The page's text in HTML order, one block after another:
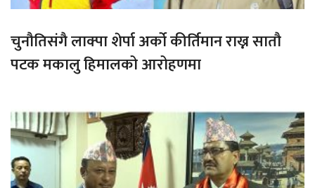
चुनौतिसंगै लाक्पा शेर्पा अर्को कीर्तिमान राख्न सातौ
पटक मकालु हिमालको आरोहणमा